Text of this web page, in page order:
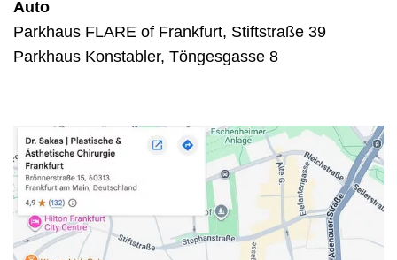
Auto
Parkhaus FLARE of Frankfurt, Stiftstraße 39
Parkhaus Konstabler, Töngesgasse 8